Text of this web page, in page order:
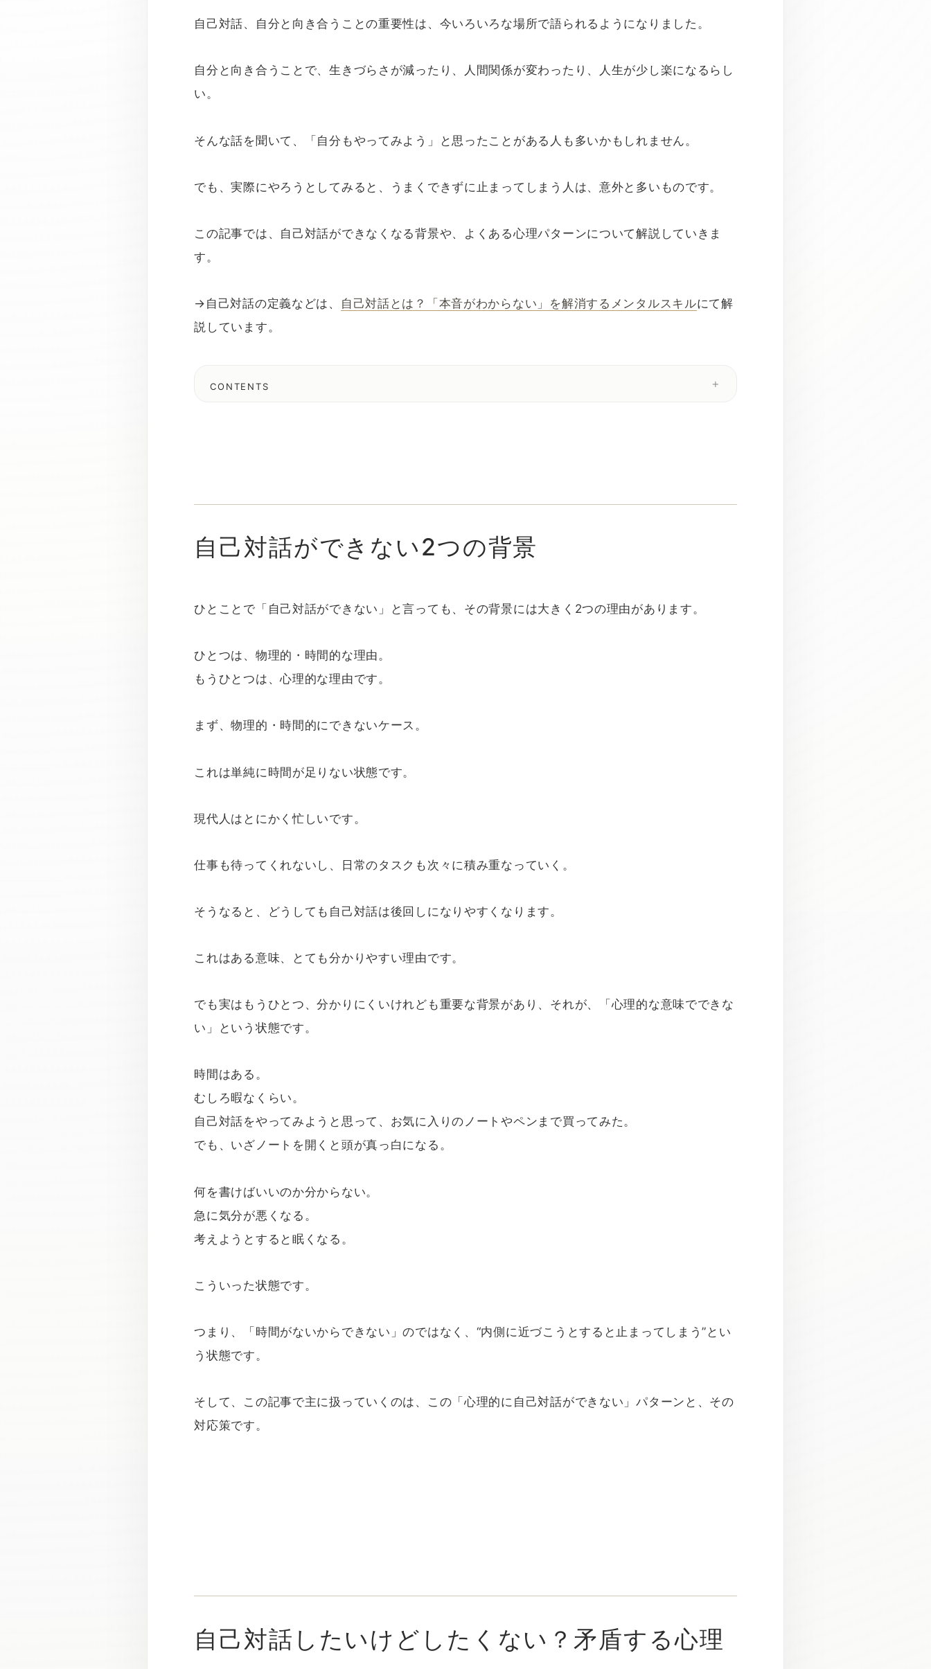
自己対話、自分と向き合うことの重要性は、今いろいろな場所で語られるようになりました。
自分と向き合うことで、生きづらさが減ったり、人間関係が変わったり、人生が少し楽になるらし
い。
そんな話を聞いて、「自分もやってみよう」と思ったことがある人も多いかもしれません。
でも、実際にやろうとしてみると、うまくできずに止まってしまう人は、意外と多いものです。
この記事では、自己対話ができなくなる背景や、よくある心理パターンについて解説していきま
す。
→自己対話の定義などは、 自己対話とは？「本音がわからない」を解消するメンタルスキルにて解
説しています。
CONTENTS
自己対話ができない2つの背景
ひとことで「自己対話ができない」と言っても、その背景には大きく2つの理由があります。
ひとつは、物理的・時間的な理由。
もうひとつは、心理的な理由です。
まず、物理的・時間的にできないケース。
これは単純に時間が足りない状態です。
現代人はとにかく忙しいです。
仕事も待ってくれないし、日常のタスクも次々に積み重なっていく。
そうなると、どうしても自己対話は後回しになりやすくなります。
これはある意味、とても分かりやすい理由です。
でも実はもうひとつ、分かりにくいけれども重要な背景があり、それが、「心理的な意味でできな
い」という状態です。
時間はある。
むしろ暇なくらい。
自己対話をやってみようと思って、お気に入りのノートやペンまで買ってみた。
でも、いざノートを開くと頭が真っ白になる。
何を書けばいいのか分からない。
急に気分が悪くなる。
考えようとすると眠くなる。
こういった状態です。
つまり、「時間がないからできない」のではなく、“内側に近づこうとすると止まってしまう”とい
う状態です。
そして、この記事で主に扱っていくのは、この「心理的に自己対話ができない」パターンと、その
対応策です。
自己対話したいけどしたくない？矛盾する心理